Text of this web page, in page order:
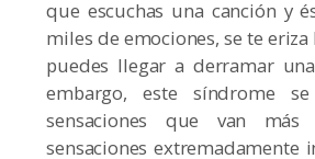
que escuchas una canción y
miles de emociones, se te
puedes llegar a derramar
embargo, este síndrome
sensaciones que van
sensaciones extremadamente